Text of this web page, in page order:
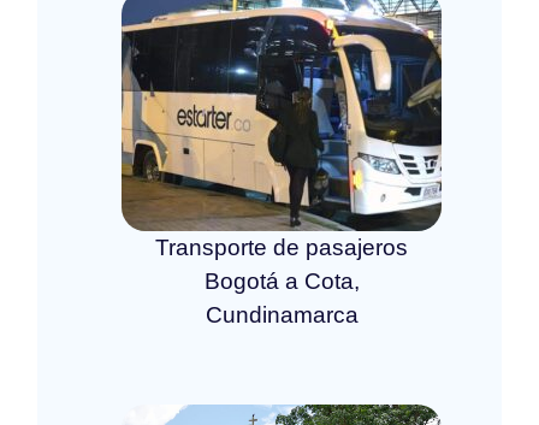
Transporte de pasajeros
Bogotá a Cota,
Cundinamarca